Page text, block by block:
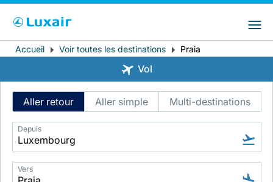
Pays de résidence Langue préférée
Fil
d'Ariane
Accueil Voir toutes les destinations Praia
Vol
Intelligent
Flight
Search
Aller retour Aller simple Multi-destinations
Depuis
Vers